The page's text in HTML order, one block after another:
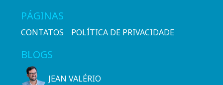
PÁGINAS
CONTATOS POLÍTICA DE PRIVACIDADE
BLOGS
JEAN VALÉRIO